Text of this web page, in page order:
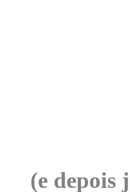
(e depois